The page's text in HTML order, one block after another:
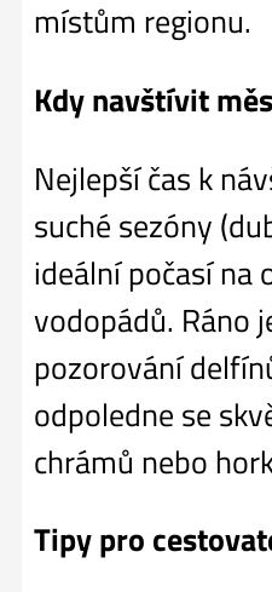
místům regionu.
Kdy navštívit
Nejlepší čas k
suché sezóny
ideální počasí na
vodopádů. Ráno
pozorování
odpoledne se
chrámů nebo
Tipy pro